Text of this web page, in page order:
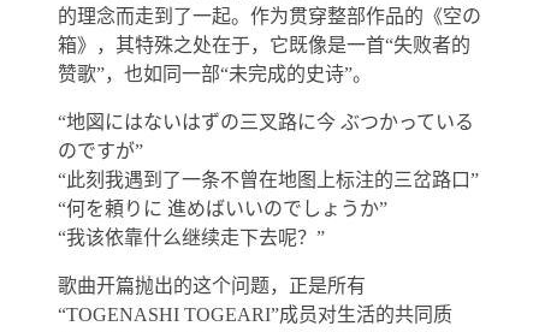
的理念而走到了一起。作为贯穿整部作品的《空の
箱》，其特殊之处在于，它既像是一首“失败者的
赞歌”，也如同一部“未完成的史诗”。
“地図にはないはずの三叉路に今 ぶつかっている
のですが”
“此刻我遇到了一条不曾在地图上标注的三岔路口”
“何を頼りに 進めばいいのでしょうか”
“我该依靠什么继续走下去呢？”
歌曲开篇抛出的这个问题，正是所有
“TOGENASHI TOGEARI”成员对生活的共同质